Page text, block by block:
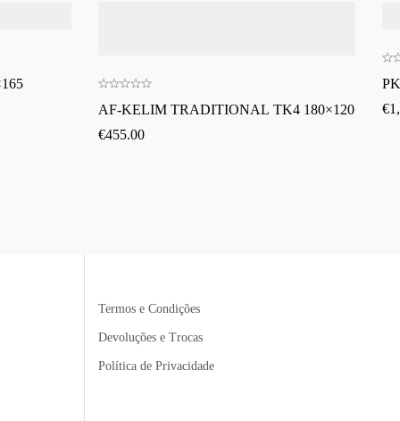
AF-KELIM TRADITIONAL TK4 180×120
€455.00
€
Termos e Condições
Devoluções e Trocas
Política de Privacidade